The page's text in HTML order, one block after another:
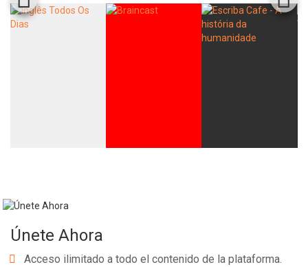
Únete Ahora
Acceso ilimitado a todo el contenido de la plataforma.